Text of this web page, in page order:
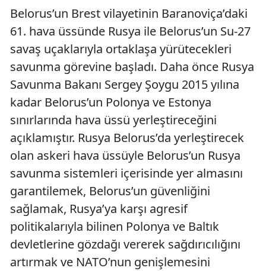
Belorus’un Brest vilayetinin Baranoviça’daki
61. hava üssünde Rusya ile Belorus’un Su-27
savaş uçaklarıyla ortaklaşa yürütecekleri
savunma görevine başladı. Daha önce Rusya
Savunma Bakanı Sergey Şoygu 2015 yılına
kadar Belorus’un Polonya ve Estonya
sınırlarında hava üssü yerleştireceğini
açıklamıştır. Rusya Belorus’da yerleştirecek
olan askeri hava üssüyle Belorus’un Rusya
savunma sistemleri içerisinde yer almasını
garantilemek, Belorus’un güvenliğini
sağlamak, Rusya’ya karşı agresif
politikalarıyla bilinen Polonya ve Baltık
devletlerine gözdağı vererek sağdırıcılığını
artırmak ve NATO’nun genişlemesini